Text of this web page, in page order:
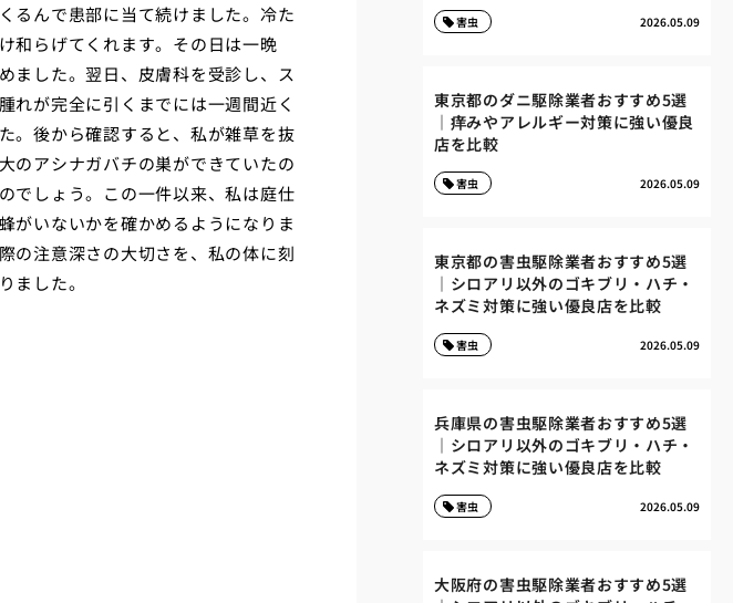
るんで患部に当て続けました。冷た
和らげてくれます。その日は一晩
ました。翌日、皮膚科を受診し、ス
れが完全に引くまでには一週間近く
。後から確認すると、私が雑草を抜
のアシナガバチの巣ができていたの
でしょう。この一件以来、私は庭仕
がいないかを確かめるようになりま
の注意深さの大切さを、私の体に刻
ました。
2026.05.09
害虫
東京都のダニ駆除業者おすすめ5選
｜痒みやアレルギー対策に強い優良
店を比較
2026.05.09
害虫
東京都の害虫駆除業者おすすめ5選
｜シロアリ以外のゴキブリ・ハチ・
ネズミ対策に強い優良店を比較
2026.05.09
害虫
兵庫県の害虫駆除業者おすすめ5選
｜シロアリ以外のゴキブリ・ハチ・
ネズミ対策に強い優良店を比較
2026.05.09
害虫
大阪府の害虫駆除業者おすすめ5選